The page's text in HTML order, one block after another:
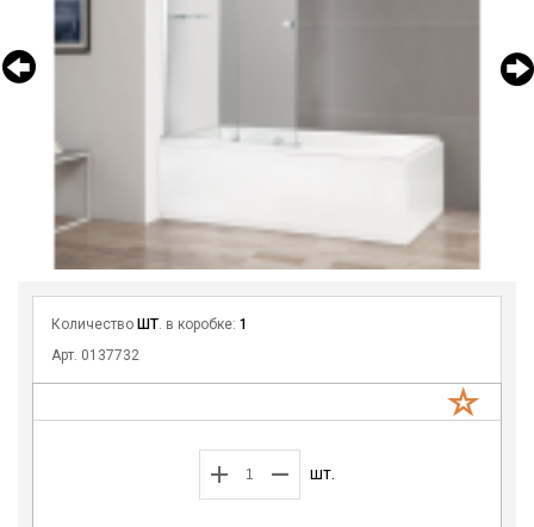
Количество ШТ. в коробке: 1
Арт. 0137732
шт.